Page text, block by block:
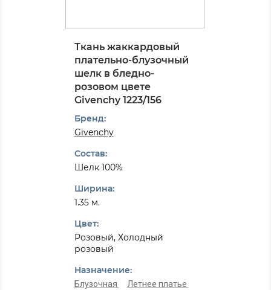
Ткань жаккардовый
плательно-блузочный
шелк в бледно-
розовом цвете
Givenchy 1223/156
Бренд:
Givenchy
Состав:
Шелк 100%
Ширина:
1.35 м.
Цвет:
Розовый, Холодный
розовый
Назначение:
Блузочная
Летнее платье